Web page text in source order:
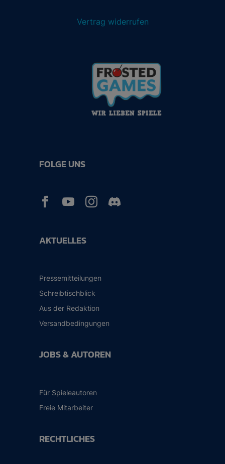
Vertrag widerrufen
AKTUELLES
Pressemitteilungen
Schreibtischblick
Aus der Redaktion
Versandbedingungen
JOBS & AUTOREN
Für Spieleautoren
Freie Mitarbeiter
RECHTLICHES
FOLGE UNS
  